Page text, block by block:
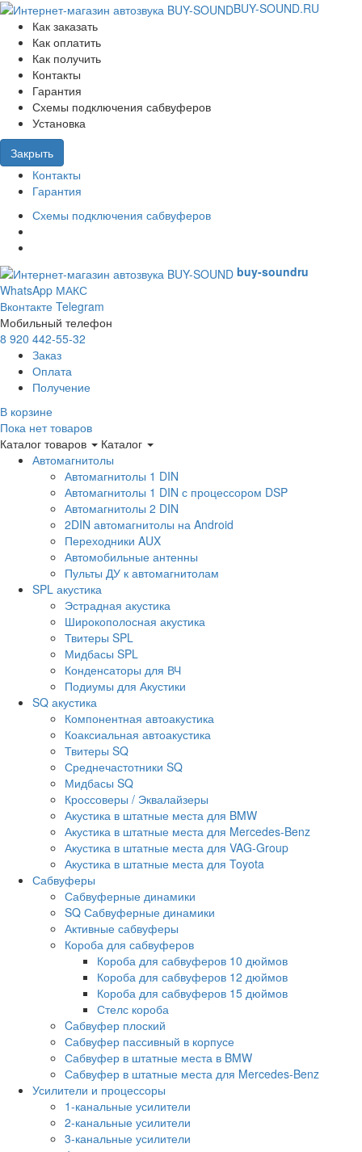
BUY-SOUND.RU
Как заказать
Как оплатить
Как получить
Контакты
Гарантия
Схемы подключения сабвуферов
Установка
Закрыть
Контакты
Гарантия
Схемы подключения сабвуферов
buy-soundru
WhatsApp МАКС
Вконтакте Telegram
Мобильный телефон
8 920 442-55-32
Заказ
Оплата
Получение
В корзине
Пока нет товаров
Каталог товаров
Каталог
Автомагнитолы
Автомагнитолы 1 DIN
Автомагнитолы 1 DIN с процессором DSP
Автомагнитолы 2 DIN
2DIN автомагнитолы на Android
Переходники AUX
Автомобильные антенны
Пульты ДУ к автомагнитолам
SPL акустика
Эстрадная акустика
Широкополосная акустика
Твитеры SPL
Мидбасы SPL
Конденсаторы для ВЧ
Подиумы для Акустики
SQ акустика
Компонентная автоакустика
Коаксиальная автоакустика
Твитеры SQ
Среднечастотники SQ
Мидбасы SQ
Кроссоверы / Эквалайзеры
Акустика в штатные места для BMW
Акустика в штатные места для Mercedes-Benz
Акустика в штатные места для VAG-Group
Акустика в штатные места для Toyota
Сабвуферы
Сабвуферные динамики
SQ Сабвуферные динамики
Активные сабвуферы
Короба для сабвуферов
Короба для сабвуферов 10 дюймов
Короба для сабвуферов 12 дюймов
Короба для сабвуферов 15 дюймов
Стелс короба
Cабвуфер плоский
Сабвуфер пассивный в корпусе
Сабвуфер в штатные места в BMW
Сабвуфер в штатные места для Mercedes-Benz
Усилители и процессоры
1-канальные усилители
2-канальные усилители
3-канальные усилители